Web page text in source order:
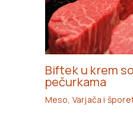
Biftek u krem
pečurkama
Meso, Varjača i